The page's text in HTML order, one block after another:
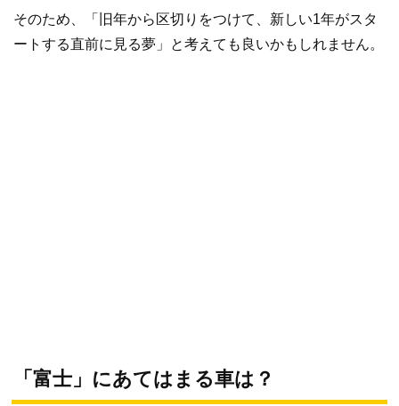
そのため、「旧年から区切りをつけて、新しい1年がスタ
ートする直前に見る夢」と考えても良いかもしれません。
「富士」にあてはまる車は？